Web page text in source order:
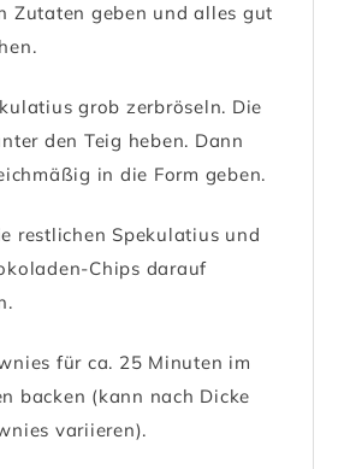
Zutaten geben und alles gut
grob zerbröseln. Die
den Teig heben. Dann
in die Form geben.
restlichen Spekulatius und
Chips darauf
für ca. 25 Minuten im
backen (kann nach Dicke
variieren).